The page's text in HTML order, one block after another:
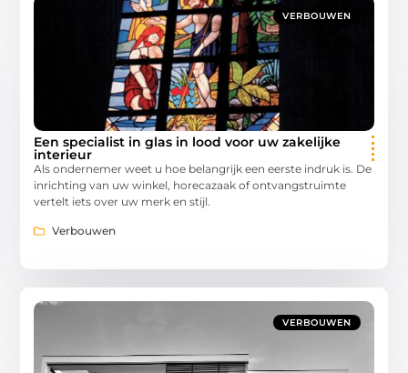
VERBOUWEN
Een specialist in glas in lood voor uw zakelijke
interieur
Als ondernemer weet u hoe belangrijk een eerste indruk is. De
inrichting van uw winkel, horecazaak of ontvangstruimte
vertelt iets over uw merk en stijl.
Verbouwen
VERBOUWEN